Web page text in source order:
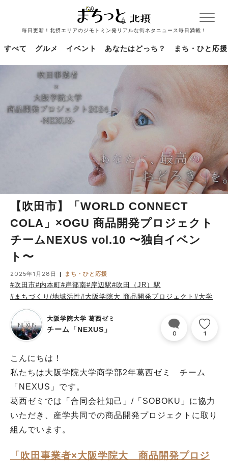
毎日更新！北摂エリアのジモトミン発リアルな街ネタニュース毎日満載！
すべて グルメ イベント あなたはどっち？ まち・ひと応援
【吹田市】「WORLD CONNECT
COLA」×OGU 商品開発プロジェクト
チームNEXUS vol.10 〜独自イベン
ト〜
2025年1月28日 まち・ひと応援
#吹田市#内本町#岸部南#岸辺駅#吹田（JR）駅
#まちづくり/地域活性#大阪学院大 商品開発プロジェクト #大学
大阪学院大学 葛西ゼミ
チーム「NEXUS」 0 1
こんにちは！
私たちは大阪学院大学商学部2年葛西ゼミ チーム
「NEXUS」です。
葛西ゼミでは「合同会社知己」/「SOBOKU」に協力
いただき、産学共同での商品開発プロジェクトに取り
組んでいます。
「吹田事業者×大阪学院大 商品開発プロジ